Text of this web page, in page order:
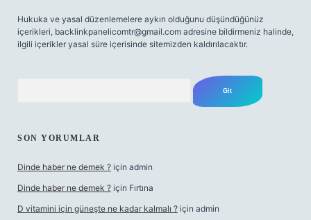
Hukuka ve yasal düzenlemelere aykırı olduğunu düşündüğünüz
içerikleri, backlinkpanelicomtr@gmail.com adresine bildirmeniz halinde,
ilgili içerikler yasal süre içerisinde sitemizden kaldırılacaktır.
SON YORUMLAR
Dinde haber ne demek ? için admin
Dinde haber ne demek ? için Fırtına
D vitamini için güneşte ne kadar kalmalı ? için admin